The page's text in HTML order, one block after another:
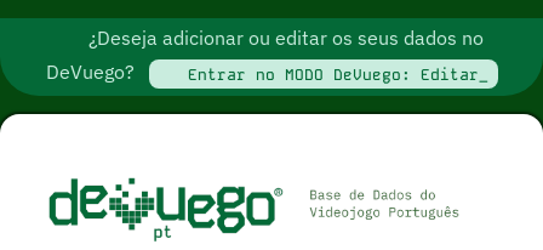
¿Deseja adicionar ou editar os seus dados no
DeVuego?
Entrar no MODO DeVuego: Editar_